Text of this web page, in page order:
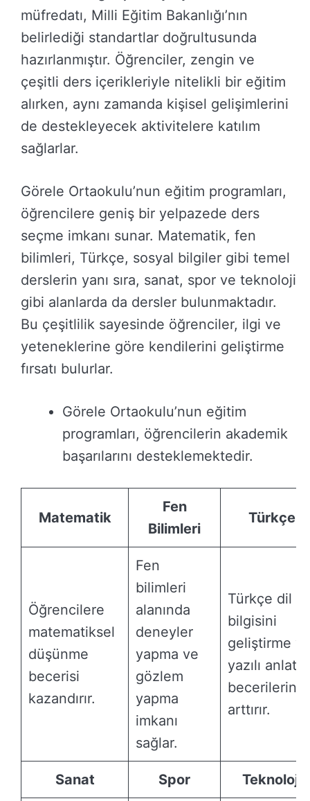
müfredatı, Milli Eğitim Bakanlığı’nın
belirlediği standartlar doğrultusunda
hazırlanmıştır. Öğrenciler, zengin ve
çeşitli ders içerikleriyle nitelikli bir eğitim
alırken, aynı zamanda kişisel gelişimlerini
de destekleyecek aktivitelere katılım
sağlarlar.
Görele Ortaokulu’nun eğitim programları,
öğrencilere geniş bir yelpazede ders
seçme imkanı sunar. Matematik, fen
bilimleri, Türkçe, sosyal bilgiler gibi temel
derslerin yanı sıra, sanat, spor ve teknoloji
gibi alanlarda da dersler bulunmaktadır.
Bu çeşitlilik sayesinde öğrenciler, ilgi ve
yeteneklerine göre kendilerini geliştirme
fırsatı bulurlar.
Görele Ortaokulu’nun eğitim
programları, öğrencilerin akademik
başarılarını desteklemektedir.
Matematik
Fen
Bilimleri
Türkçe
Öğrencilere
matematiksel
düşünme
becerisi
kazandırır.
Fen
bilimleri
alanında
deneyler
yapma ve
gözlem
yapma
imkanı
sağlar.
Türkçe dil
bilgisini
geliştirme
yazılı
becerilerini
arttırır.
Sanat Spor Teknoloji